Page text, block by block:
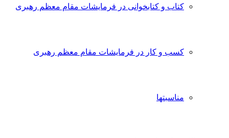
کتاب و کتابخوانی در فرمایشات مقام معظم رهبری
کسب و کار در فرمایشات مقام معظم رهبری
مناسبتها